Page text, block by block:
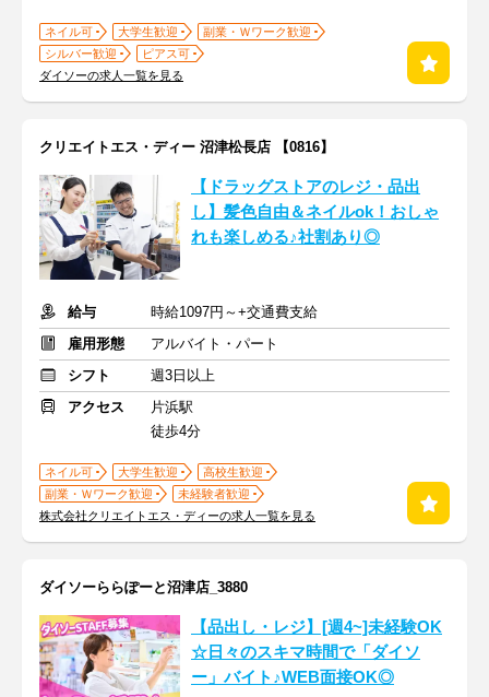
ネイル可 大学生歓迎
副業・Ｗワーク歓迎
シルバー歓迎
ピアス可
ダイソーの求人一覧を見る
クリエイトエス・ディー 沼津松長店 【0816】
【ドラッグストアのレジ・品出
し】髪色自由＆ネイルok！おしゃ
れも楽しめる♪社割あり◎
給与
時給1097円～+交通費支給
雇用形態
アルバイト・パート
シフト
週3日以上
アクセス
片浜駅
徒歩4分
ネイル可 大学生歓迎
高校生歓迎
副業・Ｗワーク歓迎
未経験者歓迎
株式会社クリエイトエス・ディーの求人一覧を見る
ダイソーららぽーと沼津店_3880
【品出し・レジ】[週4~]未経験OK
☆日々のスキマ時間で「ダイソ
ー」バイト♪WEB面接OK◎